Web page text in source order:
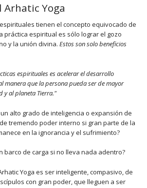
Arhatic Yoga
tienen el concepto equivocado de
práctica espiritual es sólo lograr el gozo
y la unión divina. Estos son solo beneficios
espirituales es acelerar el desarrollo
manera que la persona pueda ser de mayor
y al planeta Tierra."
alto grado de inteligencia o expansión de
tremendo poder interno si gran parte de la
en la ignorancia y el sufrimiento?
barco de carga si no lleva nada adentro?
Yoga es ser inteligente, compasivo, de
con gran poder, que lleguen a ser